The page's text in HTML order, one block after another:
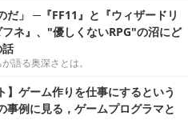
だ」 ─『FF11』と『ウィザードリ
ネ』、"優しくないRPG"の沼にど
話
語る奥深さとは。
】ゲーム作りを仕事にするという
事例に見る，ゲームプログラマと